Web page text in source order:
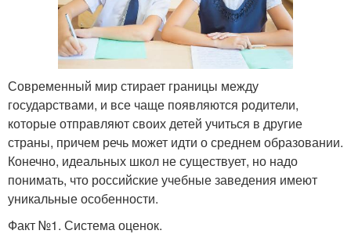
Современный мир стирает границы между
государствами, и все чаще появляются родители,
которые отправляют своих детей учиться в другие
страны, причем речь может идти о среднем образовании.
Конечно, идеальных школ не существует, но надо
понимать, что российские учебные заведения имеют
уникальные особенности.
Факт №1. Система оценок.